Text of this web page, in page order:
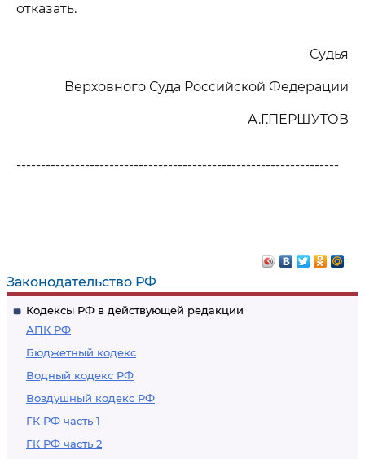
Законодательство РФ
Кодексы РФ в действующей редакции
АПК РФ
Бюджетный кодекс
Водный кодекс РФ
Воздушный кодекс РФ
ГК РФ часть 1
ГК РФ часть 2
отказать.
Судья
Верховного Суда Российской Федерации
А.Г.ПЕРШУТОВ
------------------------------------------------------------------